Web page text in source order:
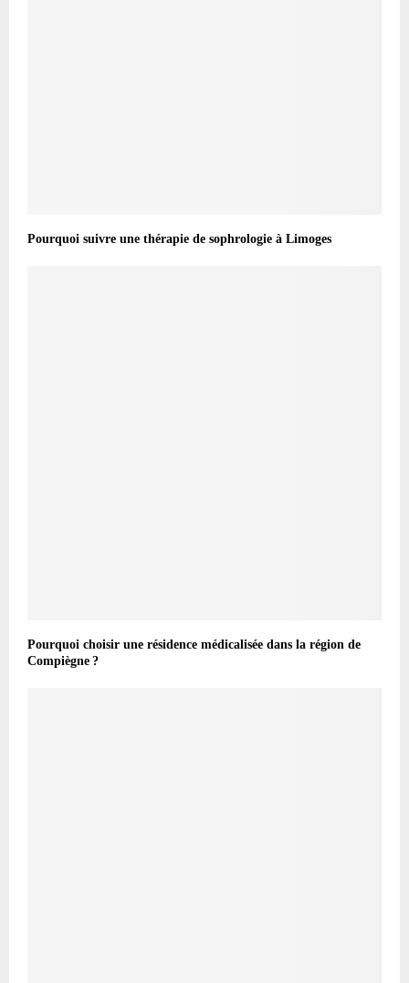
Pourquoi suivre une thérapie de sophrologie à Limoges
Pourquoi choisir une résidence médicalisée dans la région de
Compiègne ?